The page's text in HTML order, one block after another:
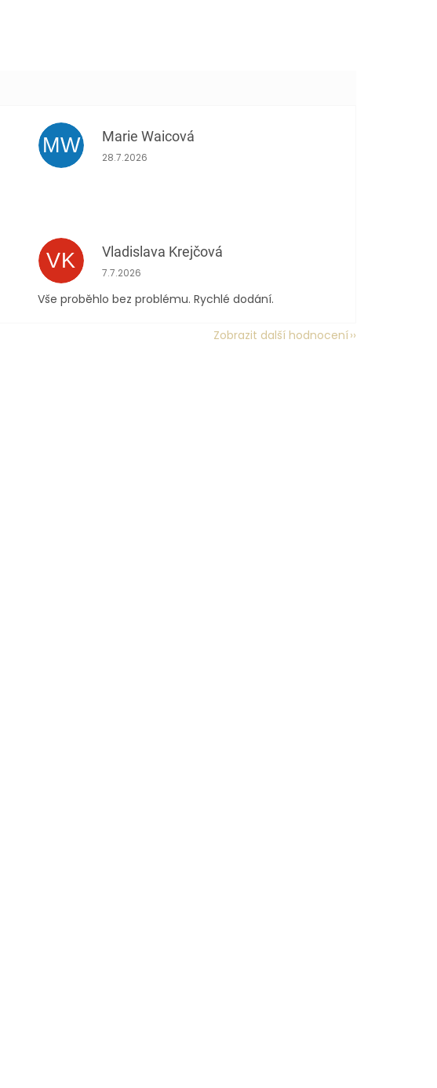
MW Marie Waicová
Hodnocení obchodu je 5 z 5 hvězdiček.
28.7.2026
VK Vladislava Krejčová
Hodnocení obchodu je 5 z 5 hvězdiček.
7.7.2026
Vše proběhlo bez problému. Rychlé dodání.
Zobrazit další hodnocení